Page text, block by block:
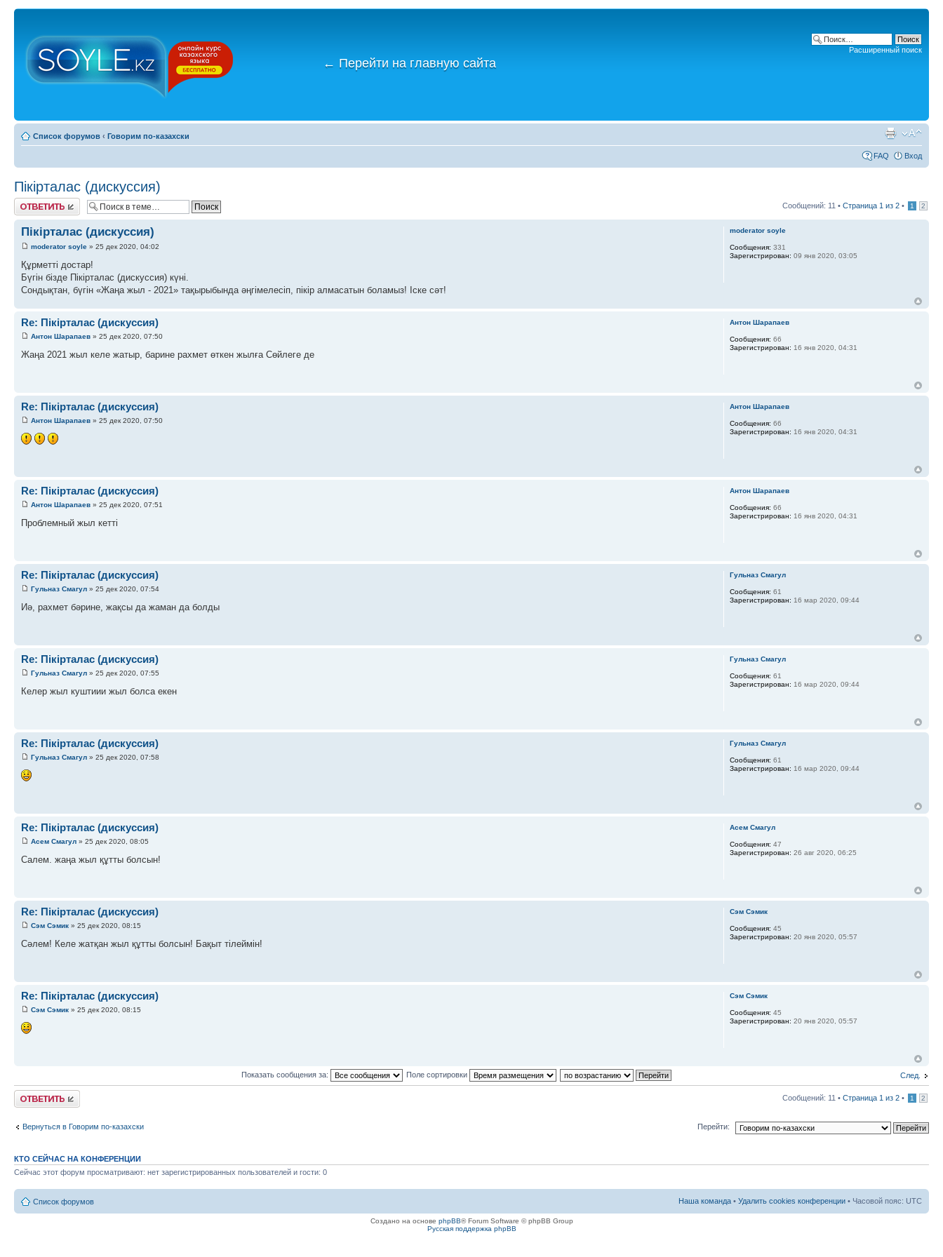
← Перейти на главную сайта
Расширенный поиск
Список форумов ‹ Говорим по-казахски
FAQ Вход
Пікірталас (дискуссия)
Ответить Сообщений: 11 • Страница 1 из 2 • 1 2
Пікірталас (дискуссия)
moderator soyle » 25 дек 2020, 04:02
Құрметті достар!
Бүгін бізде Пікірталас (дискуссия) күні.
Сондықтан, бүгін «Жаңа жыл - 2021» тақырыбында әңгімелесіп, пікір алмасатын боламыз! Іске сәт!
moderator soyle
Сообщения: 331
Зарегистрирован: 09 янв 2020, 03:05
Re: Пікірталас (дискуссия)
Антон Шарапаев » 25 дек 2020, 07:50
Жаңа 2021 жыл келе жатыр, барине рахмет өткен жылға Сөйлеге де
Антон Шарапаев
Сообщения: 66
Зарегистрирован: 16 янв 2020, 04:31
Re: Пікірталас (дискуссия)
Антон Шарапаев » 25 дек 2020, 07:50
Антон Шарапаев
Сообщения: 66
Зарегистрирован: 16 янв 2020, 04:31
Re: Пікірталас (дискуссия)
Антон Шарапаев » 25 дек 2020, 07:51
Проблемный жыл кетті
Антон Шарапаев
Сообщения: 66
Зарегистрирован: 16 янв 2020, 04:31
Re: Пікірталас (дискуссия)
Гульназ Смагул » 25 дек 2020, 07:54
Иә, рахмет бәрине, жақсы да жаман да болды
Гульназ Смагул
Сообщения: 61
Зарегистрирован: 16 мар 2020, 09:44
Re: Пікірталас (дискуссия)
Гульназ Смагул » 25 дек 2020, 07:55
Келер жыл куштиии жыл болса екен
Гульназ Смагул
Сообщения: 61
Зарегистрирован: 16 мар 2020, 09:44
Re: Пікірталас (дискуссия)
Гульназ Смагул » 25 дек 2020, 07:58
Гульназ Смагул
Сообщения: 61
Зарегистрирован: 16 мар 2020, 09:44
Re: Пікірталас (дискуссия)
Асем Смагул » 25 дек 2020, 08:05
Салем. жаңа жыл құтты болсын!
Асем Смагул
Сообщения: 47
Зарегистрирован: 26 авг 2020, 06:25
Re: Пікірталас (дискуссия)
Сэм Сэмик » 25 дек 2020, 08:15
Сәлем! Келе жатқан жыл құтты болсын! Бақыт тілеймін!
Сэм Сэмик
Сообщения: 45
Зарегистрирован: 20 янв 2020, 05:57
Re: Пікірталас (дискуссия)
Сэм Сэмик » 25 дек 2020, 08:15
Сэм Сэмик
Сообщения: 45
Зарегистрирован: 20 янв 2020, 05:57
След.
Показать сообщения за: Поле сортировки
Ответить Сообщений: 11 • Страница 1 из 2 • 1 2
Вернуться в Говорим по-казахски Перейти:
КТО СЕЙЧАС НА КОНФЕРЕНЦИИ
Сейчас этот форум просматривают: нет зарегистрированных пользователей и гости: 0
Список форумов Наша команда • Удалить cookies конференции • Часовой пояс: UTC
Создано на основе phpBB® Forum Software © phpBB Group
Русская поддержка phpBB